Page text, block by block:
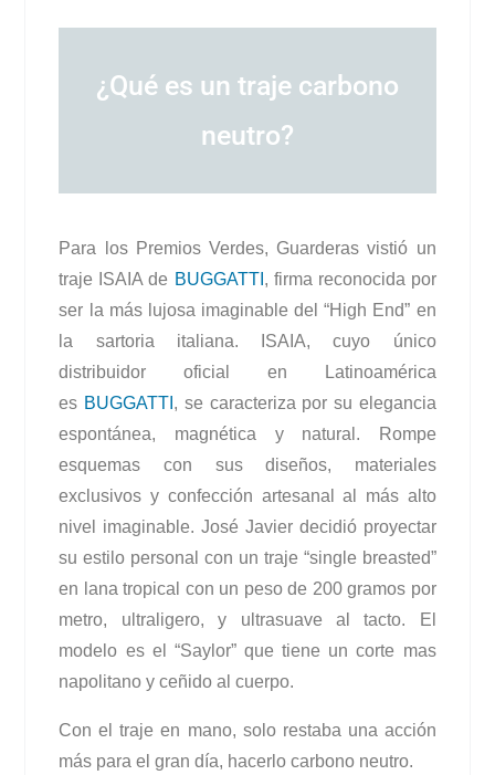
¿Qué es un traje carbono
neutro?
Para los Premios Verdes, Guarderas vistió un
traje ISAIA de BUGGATTI , firma reconocida por
ser la más lujosa imaginable del “High End” en
la sartoria italiana. ISAIA, cuyo único
distribuidor oficial en Latinoamérica
es BUGGATTI , se caracteriza por su elegancia
espontánea, magnética y natural. Rompe
esquemas con sus diseños, materiales
exclusivos y confección artesanal al más alto
nivel imaginable. José Javier decidió proyectar
su estilo personal con un traje “single breasted”
en lana tropical con un peso de 200 gramos por
metro, ultraligero, y ultrasuave al tacto. El
modelo es el “Saylor” que tiene un corte mas
napolitano y ceñido al cuerpo.
Con el traje en mano, solo restaba una acción
más para el gran día, hacerlo carbono neutro.